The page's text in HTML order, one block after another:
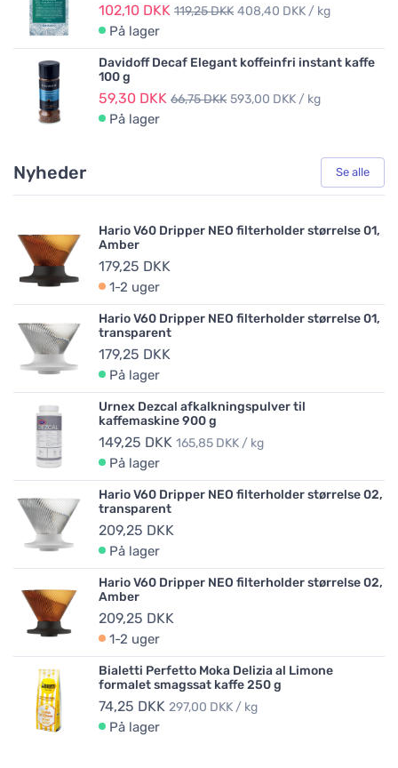
102,10 DKK 119,25 DKK 408,40 DKK / kg
På lager
Davidoff Decaf Elegant koffeinfri instant kaffe
100 g
59,30 DKK 66,75 DKK 593,00 DKK / kg
På lager
Nyheder Se alle
Hario V60 Dripper NEO filterholder størrelse 01,
Amber
179,25 DKK
1-2 uger
Hario V60 Dripper NEO filterholder størrelse 01,
transparent
179,25 DKK
På lager
Urnex Dezcal afkalkningspulver til
kaffemaskine 900 g
149,25 DKK 165,85 DKK / kg
På lager
Hario V60 Dripper NEO filterholder størrelse 02,
transparent
209,25 DKK
På lager
Hario V60 Dripper NEO filterholder størrelse 02,
Amber
209,25 DKK
1-2 uger
Bialetti Perfetto Moka Delizia al Limone
formalet smagssat kaffe 250 g
74,25 DKK 297,00 DKK / kg
På lager